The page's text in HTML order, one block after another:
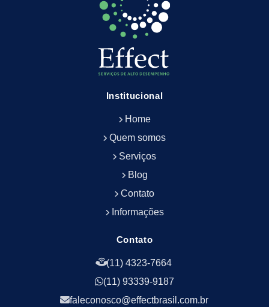
Empresa de Limpeza Predial Terceirizada
Empresa de Limpeza de Escritório
Empresa de Limpeza de Fachada
Empresa de Limpeza de Fachadas
Empresa de Limpeza e Conservação Predial
Empresa de Portaria e Controlador de Acesso
Empresa de Portaria e Limpeza
Empresa de Serviços Terceirizados
Empresa de Terceirização de Portaria
Empresa de Terceirização de Serviços de
Empresa de Terceirização de Serviços de
Empresa de Zeladoria e Portaria
Empresas Terceirizadas Recepção
Empresas de Jardinagem para Condomínios
Institucional
Home
Quem somos
Serviços
Blog
Contato
Informações
Contato
(11) 4323-7664
(11) 93339-9187
faleconosco@effectbrasil.com.br